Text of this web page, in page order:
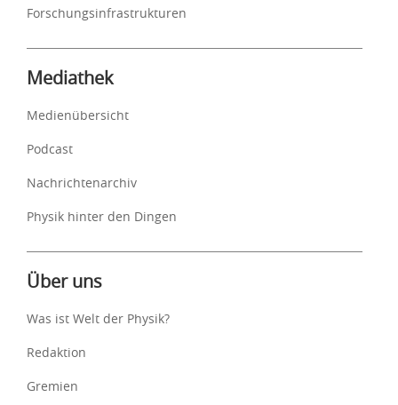
Forschungsinfrastrukturen
Mediathek
Medienübersicht
Podcast
Nachrichtenarchiv
Physik hinter den Dingen
Über uns
Was ist Welt der Physik?
Redaktion
Gremien